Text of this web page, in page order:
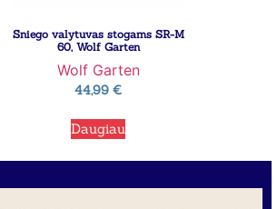
Sniego valytuvas stogams SR-M
60, Wolf Garten
Wolf Garten
44,99€
Daugiau